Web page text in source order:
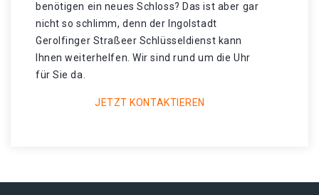
benötigen ein neues Schloss? Das ist aber gar
nicht so schlimm, denn der Ingolstadt
Gerolfinger Straßeer Schlüsseldienst kann
Ihnen weiterhelfen. Wir sind rund um die Uhr
für Sie da.
JETZT KONTAKTIEREN